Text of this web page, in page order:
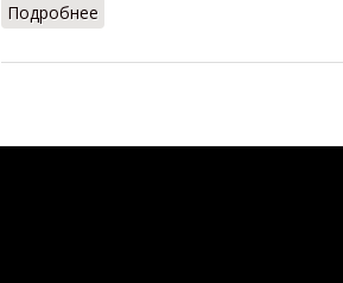
Подробнее